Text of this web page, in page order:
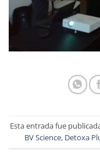
Esta entrada fue
BV Science, Detoxa